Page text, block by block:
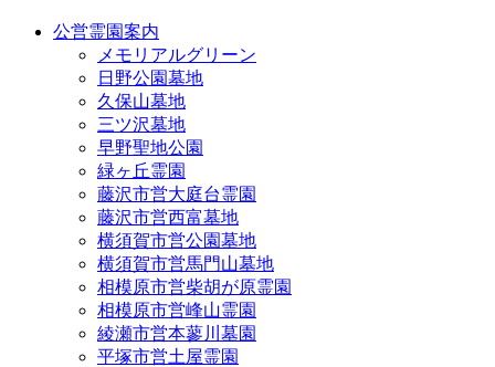
公営霊園案内
メモリアルグリーン
日野公園墓地
久保山墓地
三ツ沢墓地
早野聖地公園
緑ヶ丘霊園
藤沢市営大庭台霊園
藤沢市営西富墓地
横須賀市営公園墓地
横須賀市営馬門山墓地
相模原市営柴胡が原霊園
相模原市営峰山霊園
綾瀬市営本蓼川墓園
平塚市営土屋霊園